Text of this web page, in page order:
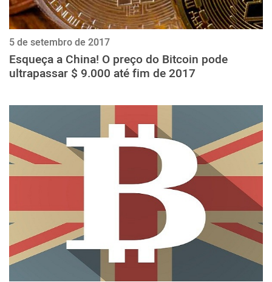
5 de setembro de 2017
Esqueça a China! O preço do Bitcoin pode
ultrapassar $ 9.000 até fim de 2017